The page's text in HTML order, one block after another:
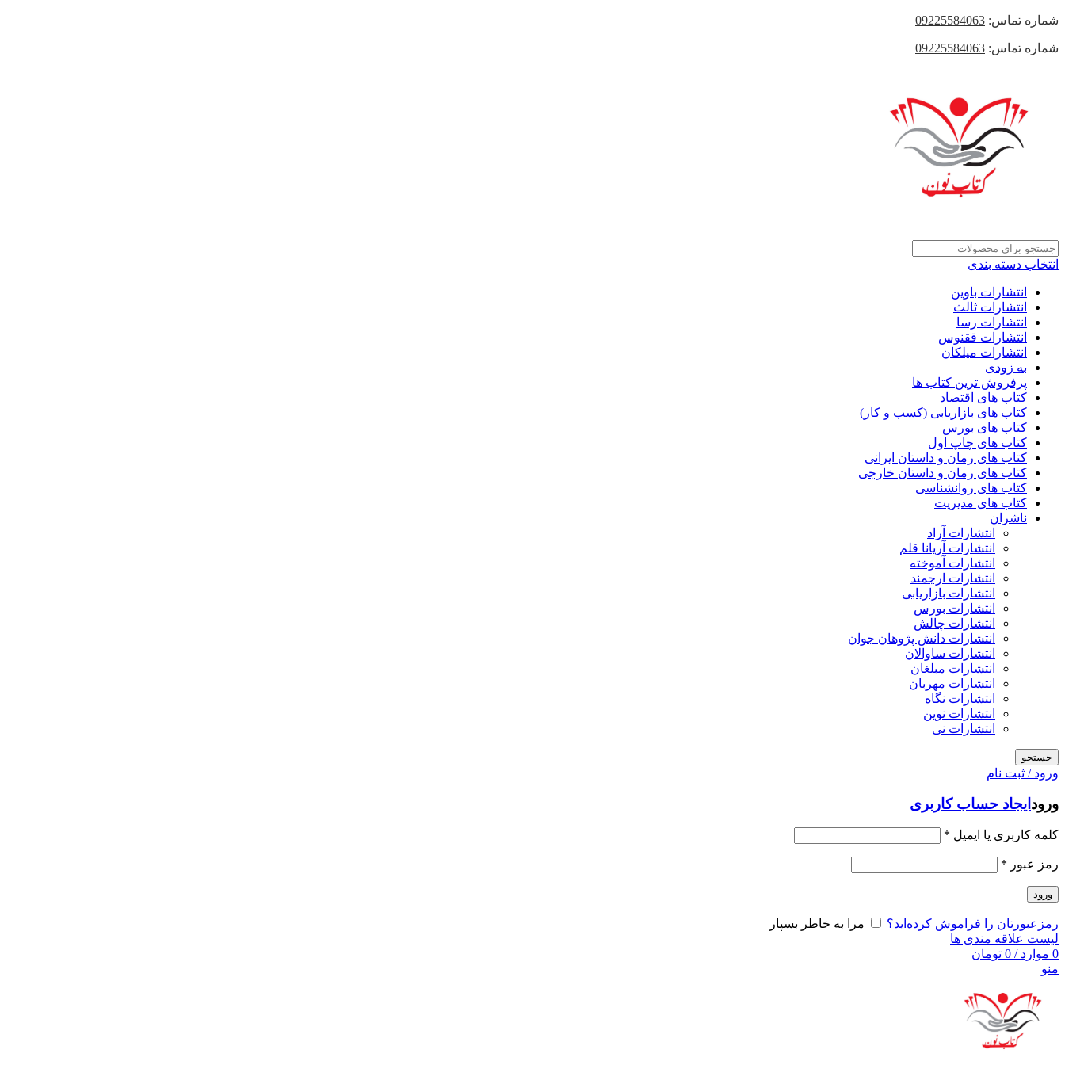
شماره تماس: 09225584063
شماره تماس: 09225584063
انتخاب دسته بندی
انتشارات باوین
انتشارات ثالث
انتشارات رسا
انتشارات ققنوس
انتشارات میلکان
به زودی
پرفروش ترین کتاب ها
کتاب های اقتصاد
کتاب های بازاریابی (کسب و کار)
کتاب های بورس
کتاب های چاپ اول
کتاب های رمان و داستان ایرانی
کتاب های رمان و داستان خارجی
کتاب های روانشناسی
کتاب های مدیریت
ناشران
انتشارات آراد
انتشارات آریانا قلم
انتشارات آموخته
انتشارات ارجمند
انتشارات بازاریابی
انتشارات بورس
انتشارات چالش
انتشارات دانش پژوهان جوان
انتشارات ساوالان
انتشارات مبلغان
انتشارات مهربان
انتشارات نگاه
انتشارات نوین
انتشارات نی
جستجو
ورود / ثبت نام
ورود ایجاد حساب کاربری
کلمه کاربری یا ایمیل *
رمز عبور *
ورود
رمزعبورتان را فراموش کرده‌اید؟
مرا به خاطر بسپار
لیست علاقه مندی ها
0 موارد /
0 تومان
منو